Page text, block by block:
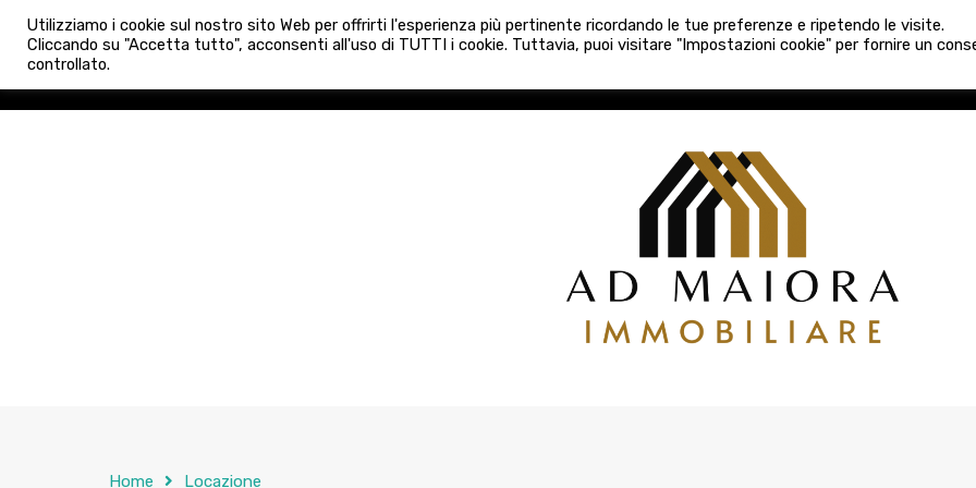
HOME AGENZIA NUOVE COSTRUZIONI VENDITA LOCAZIONI ATTIVITÀ
info@admaioraimmobiliare.it 080 3759025
Home Locazione
Utilizziamo i cookie sul nostro sito Web per offrirti l'esperienza più pertinente ricordando le tue preferenze e ripetendo le visite.
Cliccando su "Accetta tutto", acconsenti all'uso di TUTTI i cookie. Tuttavia, puoi visitare "Impostazioni cookie" per fornire un
controllato.